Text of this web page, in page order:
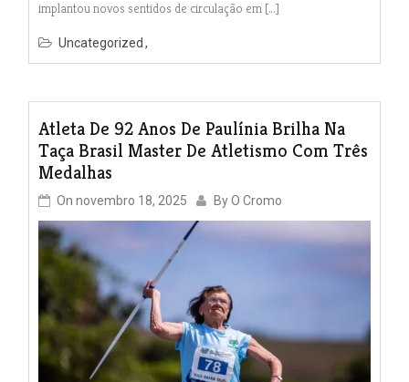
implantou novos sentidos de circulação em […]
Uncategorized
Atleta De 92 Anos De Paulínia Brilha Na
Taça Brasil Master De Atletismo Com Três
Medalhas
On novembro 18, 2025 ByO Cromo